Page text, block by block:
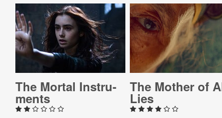
The Mortal In­stru­
ments
The Mother of
Lies